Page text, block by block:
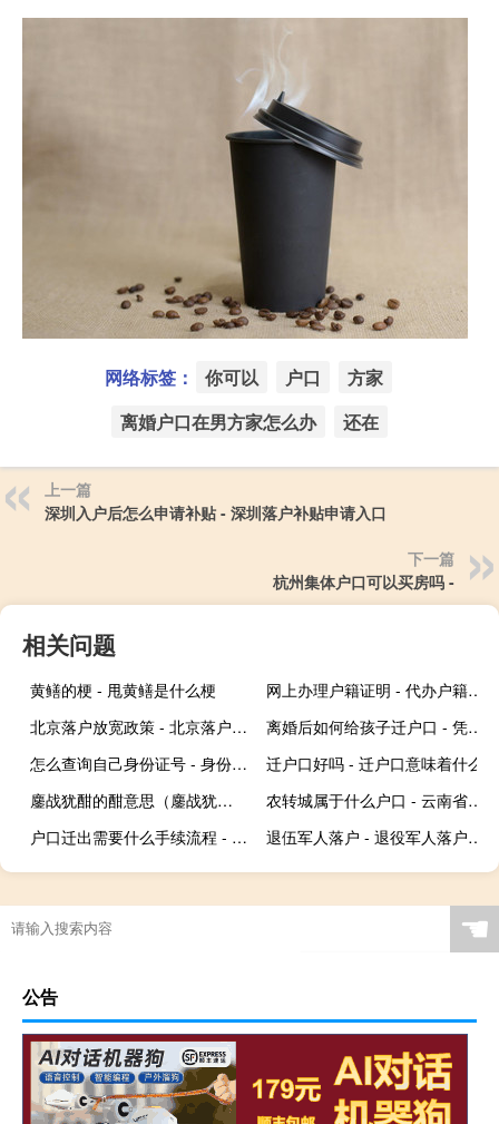
网络标签： 你可以 户口
方家
离婚户口在男方家怎么办
还在
上一篇
深圳入户后怎么申请补贴 - 深圳落户补贴申请入口
下一篇
杭州集体户口可以买房吗 -
相关问题
黄鳝的梗 - 甩黄鳝是什么梗
网上办理户籍证明 - 代办户籍证明
北京落户放宽政策 - 北京落户年龄放宽
离婚后如何给孩子迁户口 - 凭离婚协议可以迁小孩户口吗
怎么查询自己身份证号 - 身份证号码忘了怎么查
迁户口好吗 - 迁户口意味着什么
鏖战犹酣的酣意思（鏖战犹酣的意思）
农转城属于什么户口 - 云南省农转城属于什么户口
户口迁出需要什么手续流程 - 户口迁出都带什么证件
退伍军人落户 - 退役军人落户政策
☚
公告